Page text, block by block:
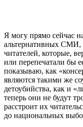
Я могу прямо сейчас
альтернативных СМИ,
читателей, которые,
или перепечатали бы
показываю, как
являются такими же
детоубийства, как и
теперь они не будут
расстроит их
до национальных